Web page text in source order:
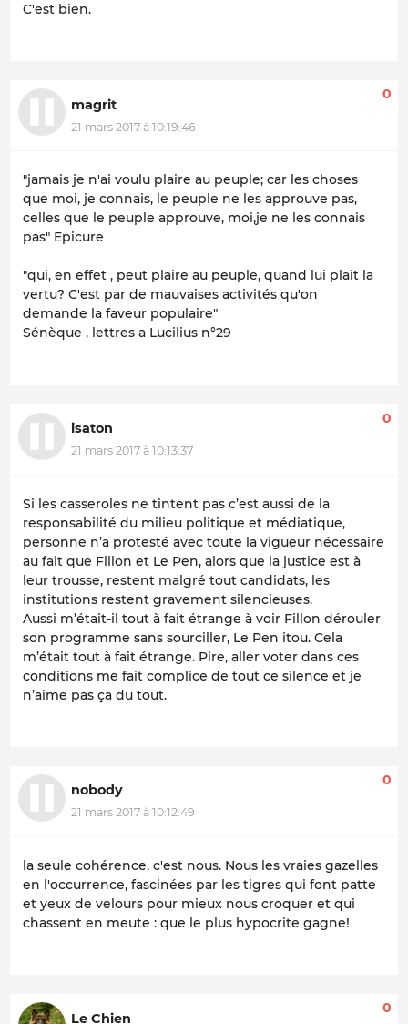
C'est bien.
magrit
21 mars 2017 à 10:19:46
0
"jamais je n'ai voulu plaire au peuple; car les choses
que moi, je connais, le peuple ne les approuve pas,
celles que le peuple approuve, moi,je ne les connais
pas" Epicure
"qui, en effet , peut plaire au peuple, quand lui plait la
vertu? C'est par de mauvaises activités qu'on
demande la faveur populaire"
Sénèque , lettres a Lucilius n°29
isaton
21 mars 2017 à 10:13:37
0
Si les casseroles ne tintent pas c’est aussi de la
responsabilité du milieu politique et médiatique,
personne n’a protesté avec toute la vigueur nécessaire
au fait que Fillon et Le Pen, alors que la justice est à
leur trousse, restent malgré tout candidats, les
institutions restent gravement silencieuses.
Aussi m’était-il tout à fait étrange à voir Fillon dérouler
son programme sans sourciller, Le Pen itou. Cela
m’était tout à fait étrange. Pire, aller voter dans ces
conditions me fait complice de tout ce silence et je
n’aime pas ça du tout.
nobody
21 mars 2017 à 10:12:49
0
la seule cohérence, c'est nous. Nous les vraies gazelles
en l'occurrence, fascinées par les tigres qui font patte
et yeux de velours pour mieux nous croquer et qui
chassent en meute : que le plus hypocrite gagne!
Le Chien
0